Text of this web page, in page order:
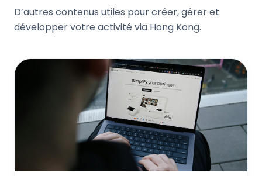
D’autres contenus utiles pour créer, gérer et
développer votre activité via Hong Kong.